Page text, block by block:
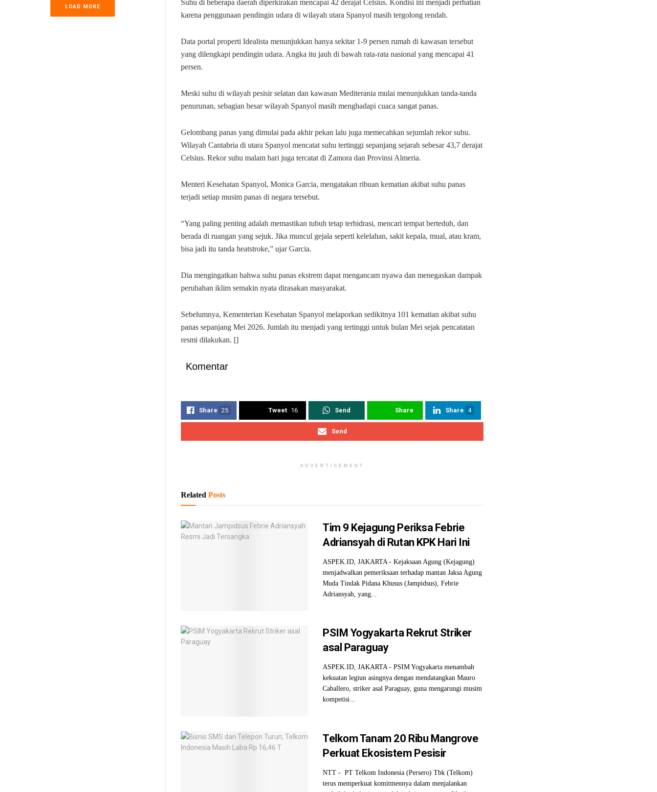
LOAD MORE
Suhu di beberapa daerah diperkirakan mencapai 42 derajat Celsius. Kondisi ini menjadi perhatian
karena penggunaan pendingin udara di wilayah utara Spanyol masih tergolong rendah.
Data portal properti Idealista menunjukkan hanya sekitar 1-9 persen rumah di kawasan tersebut
yang dilengkapi pendingin udara. Angka itu jauh di bawah rata-rata nasional yang mencapai 41
persen.
Meski suhu di wilayah pesisir selatan dan kawasan Mediterania mulai menunjukkan tanda-tanda
penurunan, sebagian besar wilayah Spanyol masih menghadapi cuaca sangat panas.
Gelombang panas yang dimulai pada akhir pekan lalu juga memecahkan sejumlah rekor suhu.
Wilayah Cantabria di utara Spanyol mencatat suhu tertinggi sepanjang sejarah sebesar 43,7 derajat
Celsius. Rekor suhu malam hari juga tercatat di Zamora dan Provinsi Almeria.
Menteri Kesehatan Spanyol, Monica Garcia, mengatakan ribuan kematian akibat suhu panas
terjadi setiap musim panas di negara tersebut.
“Yang paling penting adalah memastikan tubuh tetap terhidrasi, mencari tempat berteduh, dan
berada di ruangan yang sejuk. Jika muncul gejala seperti kelelahan, sakit kepala, mual, atau kram,
bisa jadi itu tanda heatstroke,” ujar Garcia.
Dia mengingatkan bahwa suhu panas ekstrem dapat mengancam nyawa dan menegaskan dampak
perubahan iklim semakin nyata dirasakan masyarakat.
Sebelumnya, Kementerian Kesehatan Spanyol melaporkan sedikitnya 101 kematian akibat suhu
panas sepanjang Mei 2026. Jumlah itu menjadi yang tertinggi untuk bulan Mei sejak pencatatan
resmi dilakukan. []
Komentar
Share 25 Tweet 16 Send Share Share 4
Send
ADVERTISEMENT
Related Posts
Tim 9 Kejagung Periksa Febrie
Adriansyah di Rutan KPK Hari Ini
ASPEK.ID, JAKARTA - Kejaksaan Agung (Kejagung)
menjadwalkan pemeriksaan terhadap mantan Jaksa Agung
Muda Tindak Pidana Khusus (Jampidsus), Febrie
Adriansyah, yang...
PSIM Yogyakarta Rekrut Striker
asal Paraguay
ASPEK.ID, JAKARTA - PSIM Yogyakarta menambah
kekuatan legiun asingnya dengan mendatangkan Mauro
Caballero, striker asal Paraguay, guna mengarungi musim
kompetisi...
Telkom Tanam 20 Ribu Mangrove
Perkuat Ekosistem Pesisir
NTT - PT Telkom Indonesia (Persero) Tbk (Telkom)
terus memperkuat komitmennya dalam menjalankan